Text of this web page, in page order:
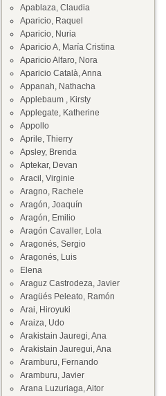
Apablaza, Claudia
Aparicio, Raquel
Aparicio, Nuria
Aparicio A, María Cristina
Aparicio Alfaro, Nora
Aparicio Català, Anna
Appanah, Nathacha
Applebaum , Kirsty
Applegate, Katherine
Appollo
Aprile, Thierry
Apsley, Brenda
Aptekar, Devan
Aracil, Virginie
Aragno, Rachele
Aragón, Joaquín
Aragón, Emilio
Aragón Cavaller, Lola
Aragonés, Sergio
Aragonés, Luis
Elena
Araguz Castrodeza, Javier
Aragüés Peleato, Ramón
Arai, Hiroyuki
Araiza, Udo
Arakistain Jauregi, Ana
Arakistain Jauregui, Ana
Aramburu, Fernando
Aramburu, Javier
Arana Luzuriaga, Aitor